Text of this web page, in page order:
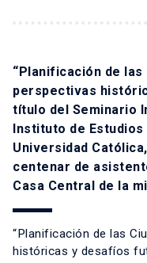
“Planificación de las
perspectivas
título del Seminario
Instituto de
Universidad
centenar de
Casa Central de la
“Planificación de las
históricas y desafíos